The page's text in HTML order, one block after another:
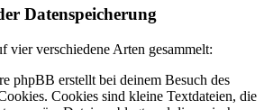
Datenspeicherung
vier verschiedene Arten gesammelt:
phpBB erstellt bei deinem Besuch des
Cookies sind kleine Textdateien, die